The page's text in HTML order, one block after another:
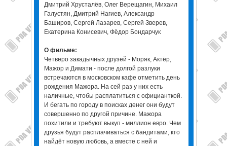
Дмитрий Хрусталёв, Олег Верещагин, Михаил
Галустян, Дмитрий Нагиев, Александр
Баширов, Сергей Лазарев, Сергей Зверев,
Екатерина Конисевич, Фёдор Бондарчук
О фильме:
Четверо закадычных друзей - Моряк, Актёр,
Мажор и Димати - после долгой разлуки
встречаются в московском кафе отметить день
рождения Мажора. На сей раз у них есть
наличные, чтобы расплатиться с официанткой.
И бегать по городу в поисках денег они будут
совершенно по другой причине. Мажора
похитили и требуют выкуп - миллион евро. Чем
друзья будут расплачиваться с бандитами, кто
найдёт новую любовь, а вместе с ней и